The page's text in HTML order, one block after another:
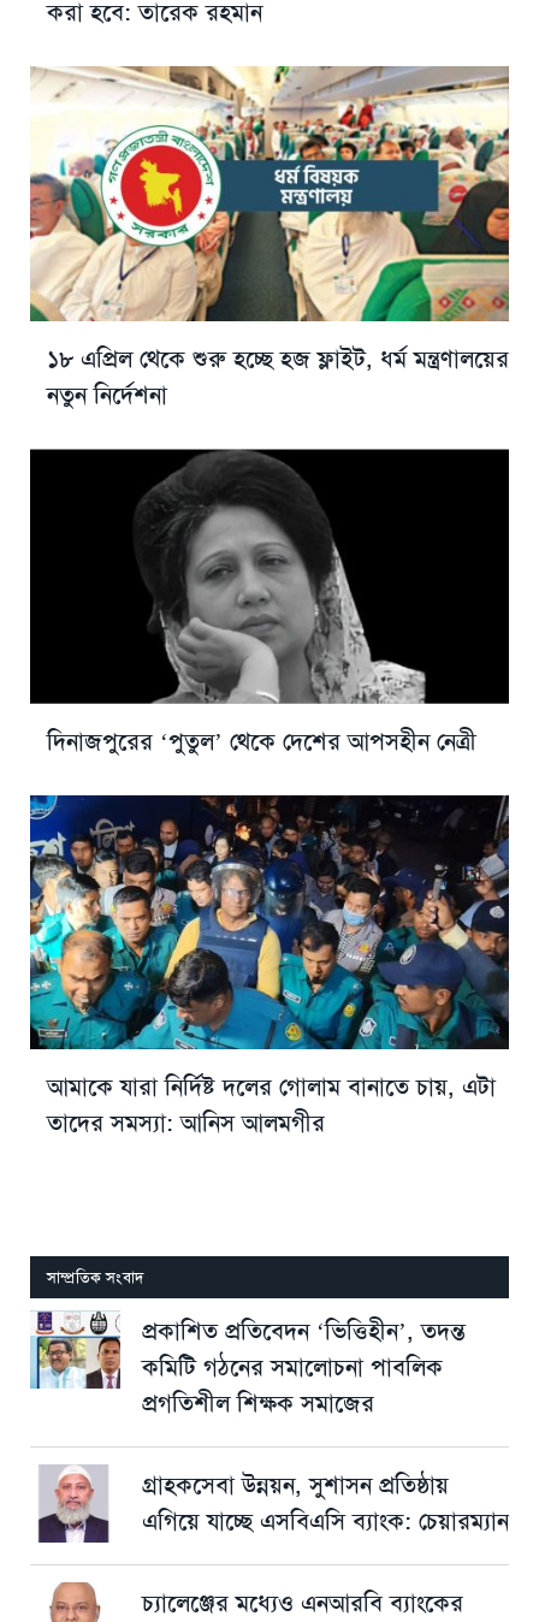
করা হবে: তারেক রহমান
১৮ এপ্রিল থেকে শুরু হচ্ছে হজ ফ্লাইট, ধর্ম মন্ত্রণালয়ের
নতুন নির্দেশনা
দিনাজপুরের ‘পুতুল’ থেকে দেশের আপসহীন নেত্রী
আমাকে যারা নির্দিষ্ট দলের গোলাম বানাতে চায়, এটা
তাদের সমস্যা: আনিস আলমগীর
সাম্প্রতিক সংবাদ
প্রকাশিত প্রতিবেদন ‘ভিত্তিহীন’, তদন্ত
কমিটি গঠনের সমালোচনা পাবলিক
প্রগতিশীল শিক্ষক সমাজের
গ্রাহকসেবা উন্নয়ন, সুশাসন প্রতিষ্ঠায়
এগিয়ে যাচ্ছে এসবিএসি ব্যাংক: চেয়ারম্যান
চ্যালেঞ্জের মধ্যেও এনআরবি ব্যাংকের